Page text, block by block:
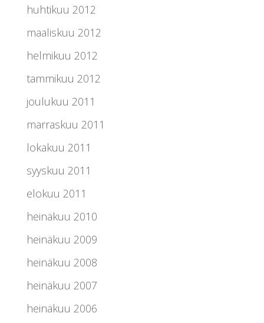
huhtikuu 2012
maaliskuu 2012
helmikuu 2012
tammikuu 2012
joulukuu 2011
marraskuu 2011
lokakuu 2011
syyskuu 2011
elokuu 2011
heinäkuu 2010
heinäkuu 2009
heinäkuu 2008
heinäkuu 2007
heinäkuu 2006